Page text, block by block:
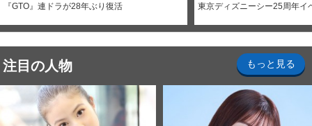
『GTO』連ドラが28年ぶり復活 東京ディズニーシー25周年イ
注目の人物 もっと見る